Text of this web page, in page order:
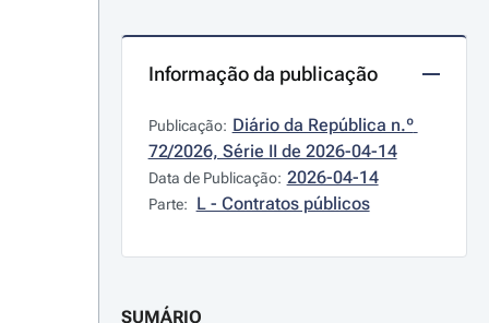
Informação da publicação
Publicação: Diário da República n.º
72/2026, Série II de 2026-04-14
Data de Publicação: 2026-04-14
Parte: L - Contratos públicos
SUMÁRIO